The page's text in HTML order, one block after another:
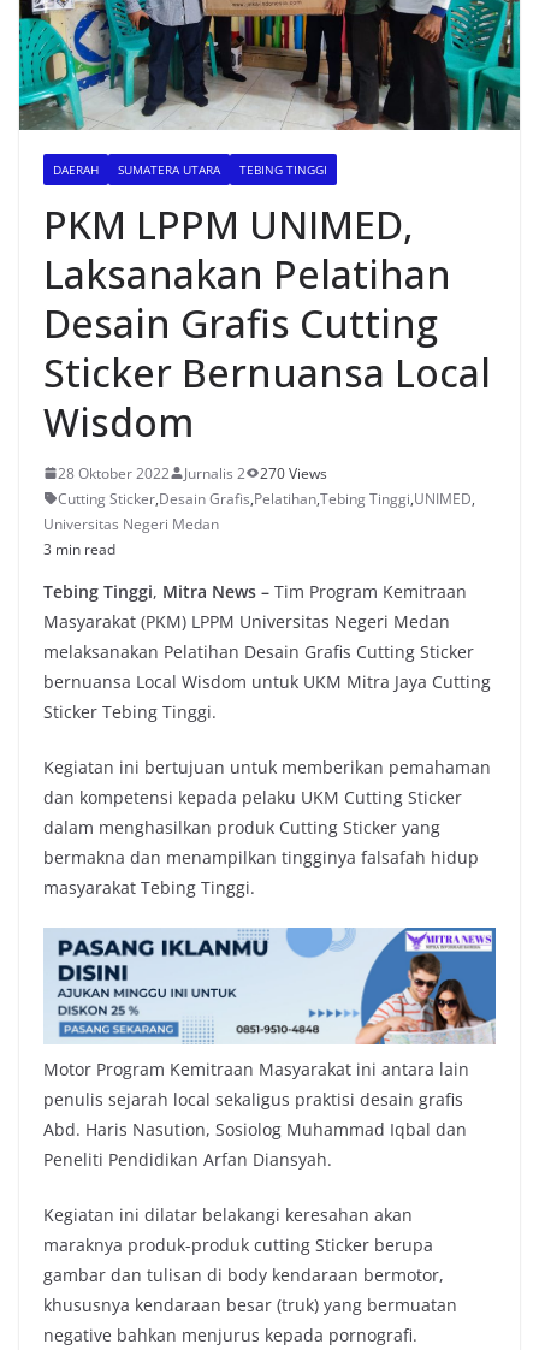
DAERAH SUMATERA UTARA TEBING TINGGI
PKM LPPM UNIMED,
Laksanakan Pelatihan
Desain Grafis Cutting
Sticker Bernuansa Local
Wisdom
28 Oktober 2022 Jurnalis 2
270 Views
Cutting Sticker,Desain Grafis,Pelatihan,Tebing Tinggi,UNIMED,
Universitas Negeri Medan
3 min read
Tebing Tinggi, Mitra News – Tim Program Kemitraan
Masyarakat (PKM) LPPM Universitas Negeri Medan
melaksanakan Pelatihan Desain Grafis Cutting Sticker
bernuansa Local Wisdom untuk UKM Mitra Jaya Cutting
Sticker Tebing Tinggi.
Kegiatan ini bertujuan untuk memberikan pemahaman
dan kompetensi kepada pelaku UKM Cutting Sticker
dalam menghasilkan produk Cutting Sticker yang
bermakna dan menampilkan tingginya falsafah hidup
masyarakat Tebing Tinggi.
Motor Program Kemitraan Masyarakat ini antara lain
penulis sejarah local sekaligus praktisi desain grafis
Abd. Haris Nasution, Sosiolog Muhammad Iqbal dan
Peneliti Pendidikan Arfan Diansyah.
Kegiatan ini dilatar belakangi keresahan akan
maraknya produk-produk cutting Sticker berupa
gambar dan tulisan di body kendaraan bermotor,
khususnya kendaraan besar (truk) yang bermuatan
negative bahkan menjurus kepada pornografi.